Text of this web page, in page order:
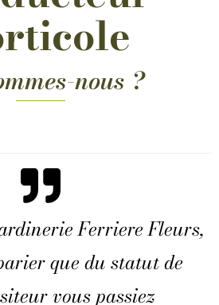
nous ?
Ferriere Fleurs,
que du statut de
vous passiez